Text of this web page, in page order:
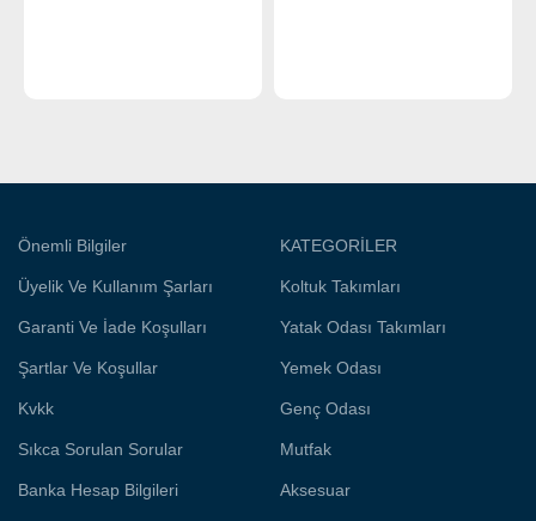
Önemli Bilgiler
Üyelik Ve Kullanım Şarları
Garanti Ve İade Koşulları
Şartlar Ve Koşullar
Kvkk
Sıkca Sorulan Sorular
Banka Hesap Bilgileri
KATEGORİLER
Koltuk Takımları
Yatak Odası Takımları
Yemek Odası
Genç Odası
Mutfak
Aksesuar